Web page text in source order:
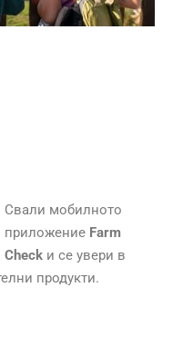
Свали мобилното
приложение Farm
Checkи се увери в
продукти.